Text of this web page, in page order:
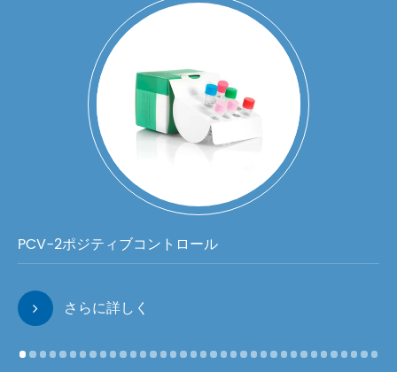
PCV-2ポジティブコントロール
さらに詳しく